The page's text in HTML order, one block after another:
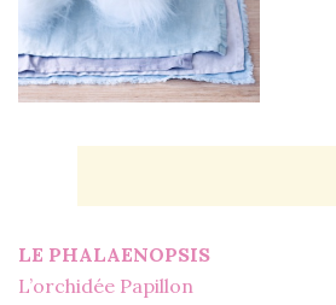
LE PHALAENOPSIS
L’orchidée Papillon